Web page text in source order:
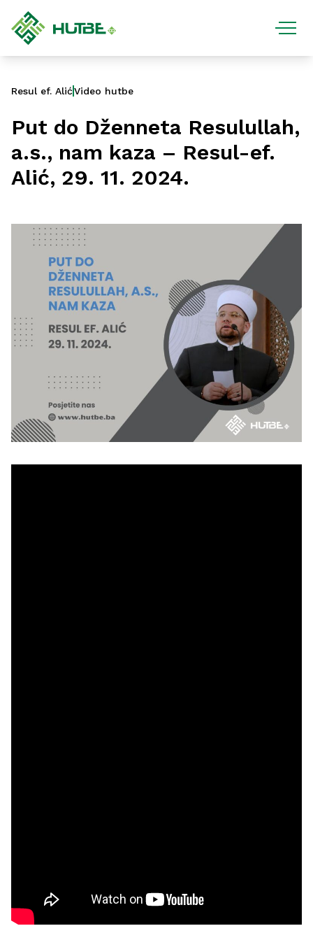
Resul ef. AlićVideo hutbe
Put do Dženneta Resulullah,
a.s., nam kaza – Resul-ef.
Alić, 29. 11. 2024.